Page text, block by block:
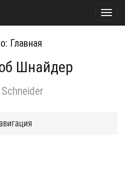
Главная
Шнайдер
Schneider